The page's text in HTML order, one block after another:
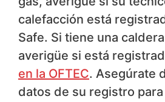
calefacción está
Safe. Si tiene una
averigüe si está
en la OFTEC. Asegúrate
datos de su registro